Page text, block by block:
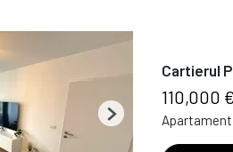
Next
Cartierul
110,000 €
Apartament